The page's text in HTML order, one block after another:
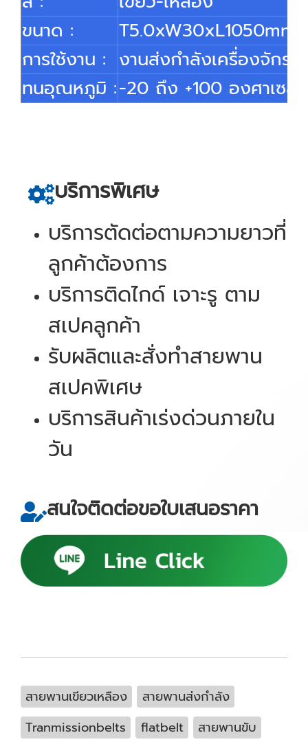
ขนาด :
การใช้งาน : งานส่งกำลังเครื่องจักร
ทนอุณหภูมิ :-20 ถึง +100 องศาเซล
บริการพิเศษ
บริการตัดต่อตามความยาวที่
ลูกค้าต้องการ
บริการติดไกด์ เจาะรู ตาม
สเปคลูกค้า
รับผลิตและสั่งทำสายพาน
สเปคพิเศษ
บริการสินค้าเร่งด่วนภายใน
วัน
สนใจติดต่อขอใบเสนอราคา
สายพานเขียวเหลือง
สายพานส่งกำลัง
Tranmissionbelts
flatbelt
สายพานขับ